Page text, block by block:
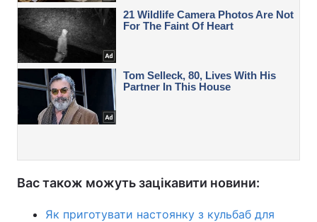
Вас також можуть зацікавити новини:
Як приготувати настоянку з кульбаб для